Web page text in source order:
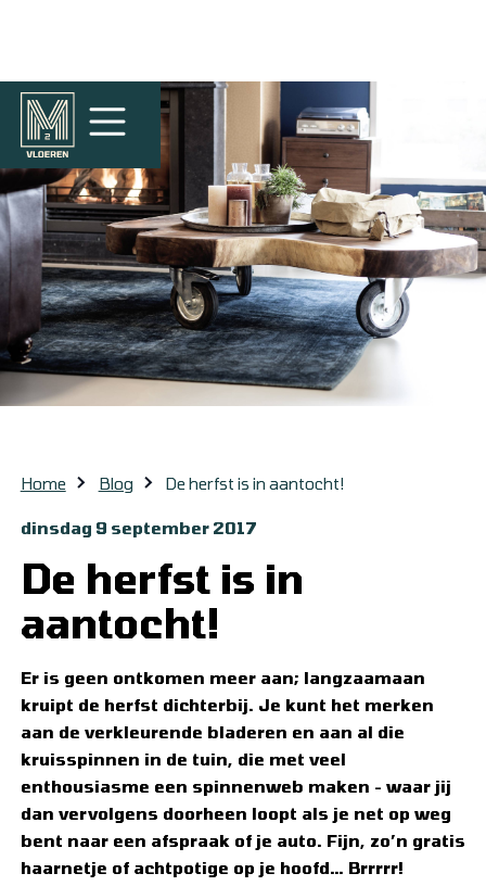
Home Blog De herfst is in aantocht!
dinsdag 9 september 2017
De herfst is in
aantocht!
Er is geen ontkomen meer aan; langzaamaan
kruipt de herfst dichterbij. Je kunt het merken
aan de verkleurende bladeren en aan al die
kruisspinnen in de tuin, die met veel
enthousiasme een spinnenweb maken - waar jij
dan vervolgens doorheen loopt als je net op weg
bent naar een afspraak of je auto. Fijn, zo’n gratis
haarnetje of achtpotige op je hoofd… Brrrrr!